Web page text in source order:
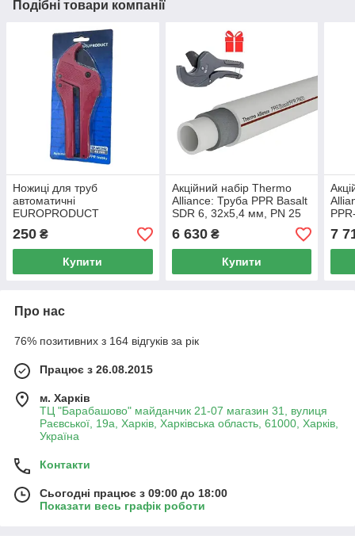
Подібні товари компанії
Ножиці для труб
автоматичні
EUROPRODUCT
EP.WС042
250 ₴
Купити
Акційний набір Thermo
Alliance: Труба PPR Basalt
SDR 6, 32х5,4 мм, PN 25
40 м + Ножиці для
пластикових труб d20-40,
лезо з
6 630₴
Купити
25
лезо
7
Про нас
76% позитивних з 164 відгуків за рік
Працює з 26.08.2015
м. Харків
ТЦ "Барабашово" майданчик 21-07 магазин 31, вулиця
Раєвської, 19а, Харків, Харківська область, 61000, Харків,
Україна
Контакти
Сьогодні працює з 09:00 до 18:00
Показати весь графік роботи